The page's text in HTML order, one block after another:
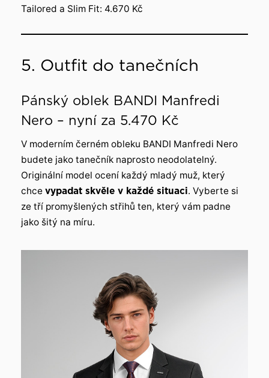
Tailored a Slim Fit: 4.670 Kč
5. Outfit do tanečních
Pánský oblek BANDI Manfredi
Nero – nyní za 5.470 Kč
V moderním černém obleku BANDI Manfredi Nero
budete jako tanečník naprosto neodolatelný.
Originální model ocení každý mladý muž, který
chce vypadat skvěle v každé situaci. Vyberte si
ze tří promyšlených střihů ten, který vám padne
jako šitý na míru.